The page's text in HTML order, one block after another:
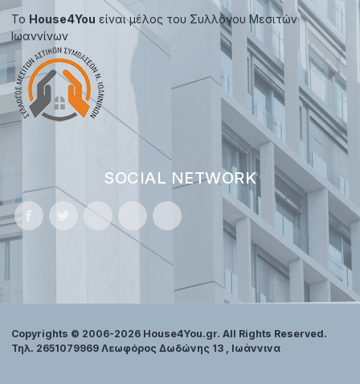
Το House4You είναι μέλος του Συλλόγου Μεσιτών
Ιωαννίνων
SOCIAL NETWORK
Copyrights © 2006-2026 House4You.gr. All Rights Reserved.
Τηλ. 2651079969 Λεωφόρος Δωδώνης 13 , Ιωάννινα